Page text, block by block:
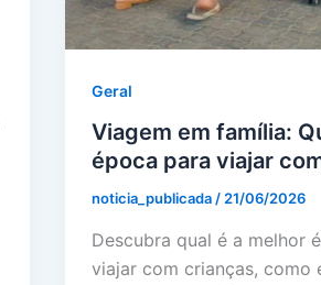
Geral
Viagem em família:
época para viajar
noticia_publicada/21/06/2026
Descubra qual é a melhor
viajar com crianças, como